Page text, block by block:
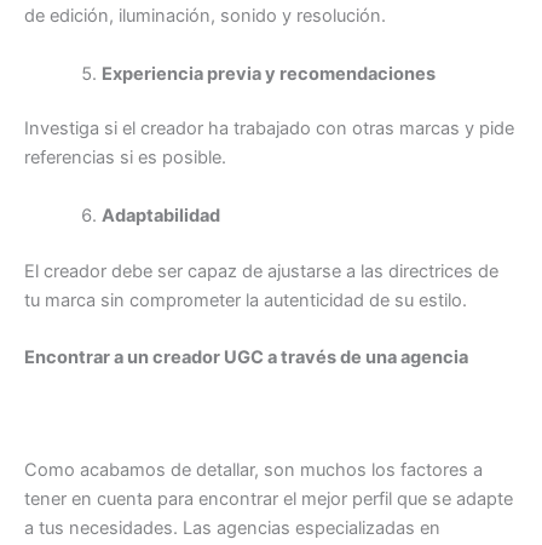
de edición, iluminación, sonido y resolución.
Experiencia previa y recomendaciones
Investiga si el creador ha trabajado con otras marcas y pide
referencias si es posible.
Adaptabilidad
El creador debe ser capaz de ajustarse a las directrices de
tu marca sin comprometer la autenticidad de su estilo.
Encontrar a un creador UGC a través de una agencia
Como acabamos de detallar, son muchos los factores a
tener en cuenta para encontrar el mejor perfil que se adapte
a tus necesidades. Las agencias especializadas en